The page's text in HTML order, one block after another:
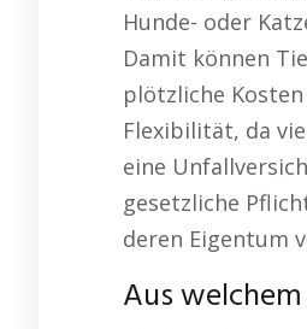
Hunde- oder
Damit können
plötzliche
Flexibilität, da
eine
gesetzliche
deren Eigentum
Aus